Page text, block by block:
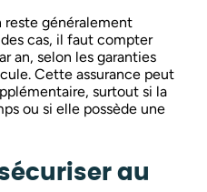
généralement
cas, il faut compter
an, selon les garanties
Cette assurance peut
surtout si la
ou si elle possède une
au